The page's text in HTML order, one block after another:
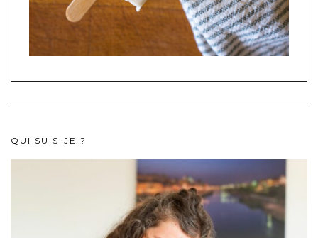
QUI SUIS-JE ?